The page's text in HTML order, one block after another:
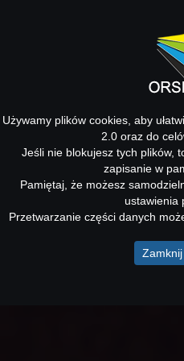
Używamy plików cookies, aby
2.0 oraz do
Jeśli nie blokujesz tych plików,
zapisanie w
Pamiętaj, że możesz
ustawienia
Przetwarzanie części danych